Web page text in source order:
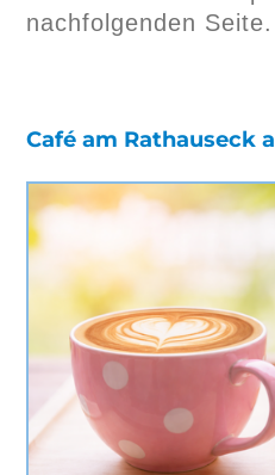
nachfolgenden Seite.
Café am Rathauseck